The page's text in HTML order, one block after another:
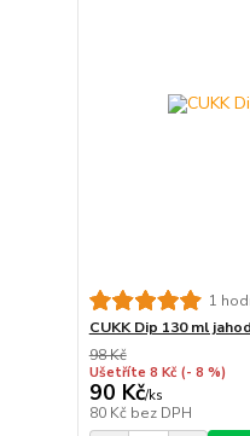
1
CUKK Dip 130 ml
98 Kč
Ušetříte 8 Kč (- 8 %)
90 Kč/ks
80 Kč bez DPH